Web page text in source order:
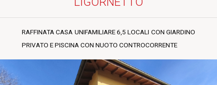
RAFFINATA CASA UNIFAMILIARE 6,5 LOCALI CON GIARDINO
PRIVATO E PISCINA CON NUOTO CONTROCORRENTE